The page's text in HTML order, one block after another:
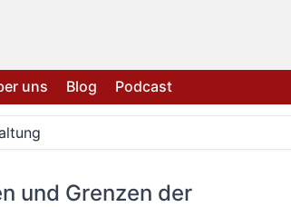
uns Blog Podcast
und Grenzen der